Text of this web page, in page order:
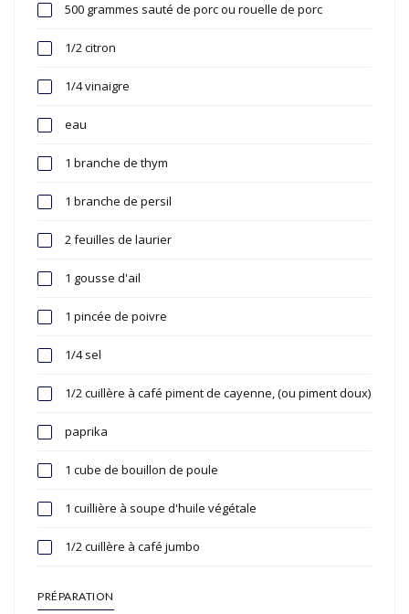
500 grammes sauté de porc ou rouelle de porc
1/2 citron
1/4 vinaigre
eau
1 branche de thym
1 branche de persil
2 feuilles de laurier
1 gousse d'ail
1 pincée de poivre
1/4 sel
1/2 cuillère à café piment de cayenne, (ou piment doux)
paprika
1 cube de bouillon de poule
1 cuillière à soupe d'huile végétale
1/2 cuillère à café jumbo
PRÉPARATION